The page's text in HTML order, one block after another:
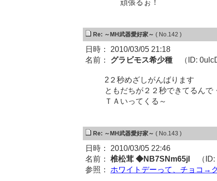
頑張るぉ！
Re: ～MH武器愛好家～ ( No.142 )
日時： 2010/03/05 21:18
名前： グラビモス希少種 （ID:
2２秒めざしがんばります
ともだちが２２秒できてるんで
ＴＡいってくる～
Re: ～MH武器愛好家～ ( No.143 )
日時： 2010/03/05 22:46
名前： 椎松茸 ◆NB7SNm65jI （ID:
参照： ホワイトデーって、チョコ